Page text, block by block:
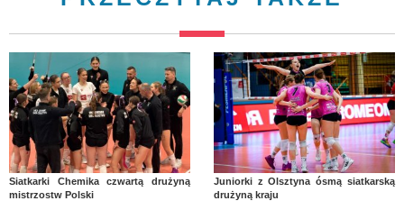
Siatkarki Chemika czwartą drużyną
mistrzostw Polski
Juniorki z Olsztyna ósmą siatkarską
drużyną kraju